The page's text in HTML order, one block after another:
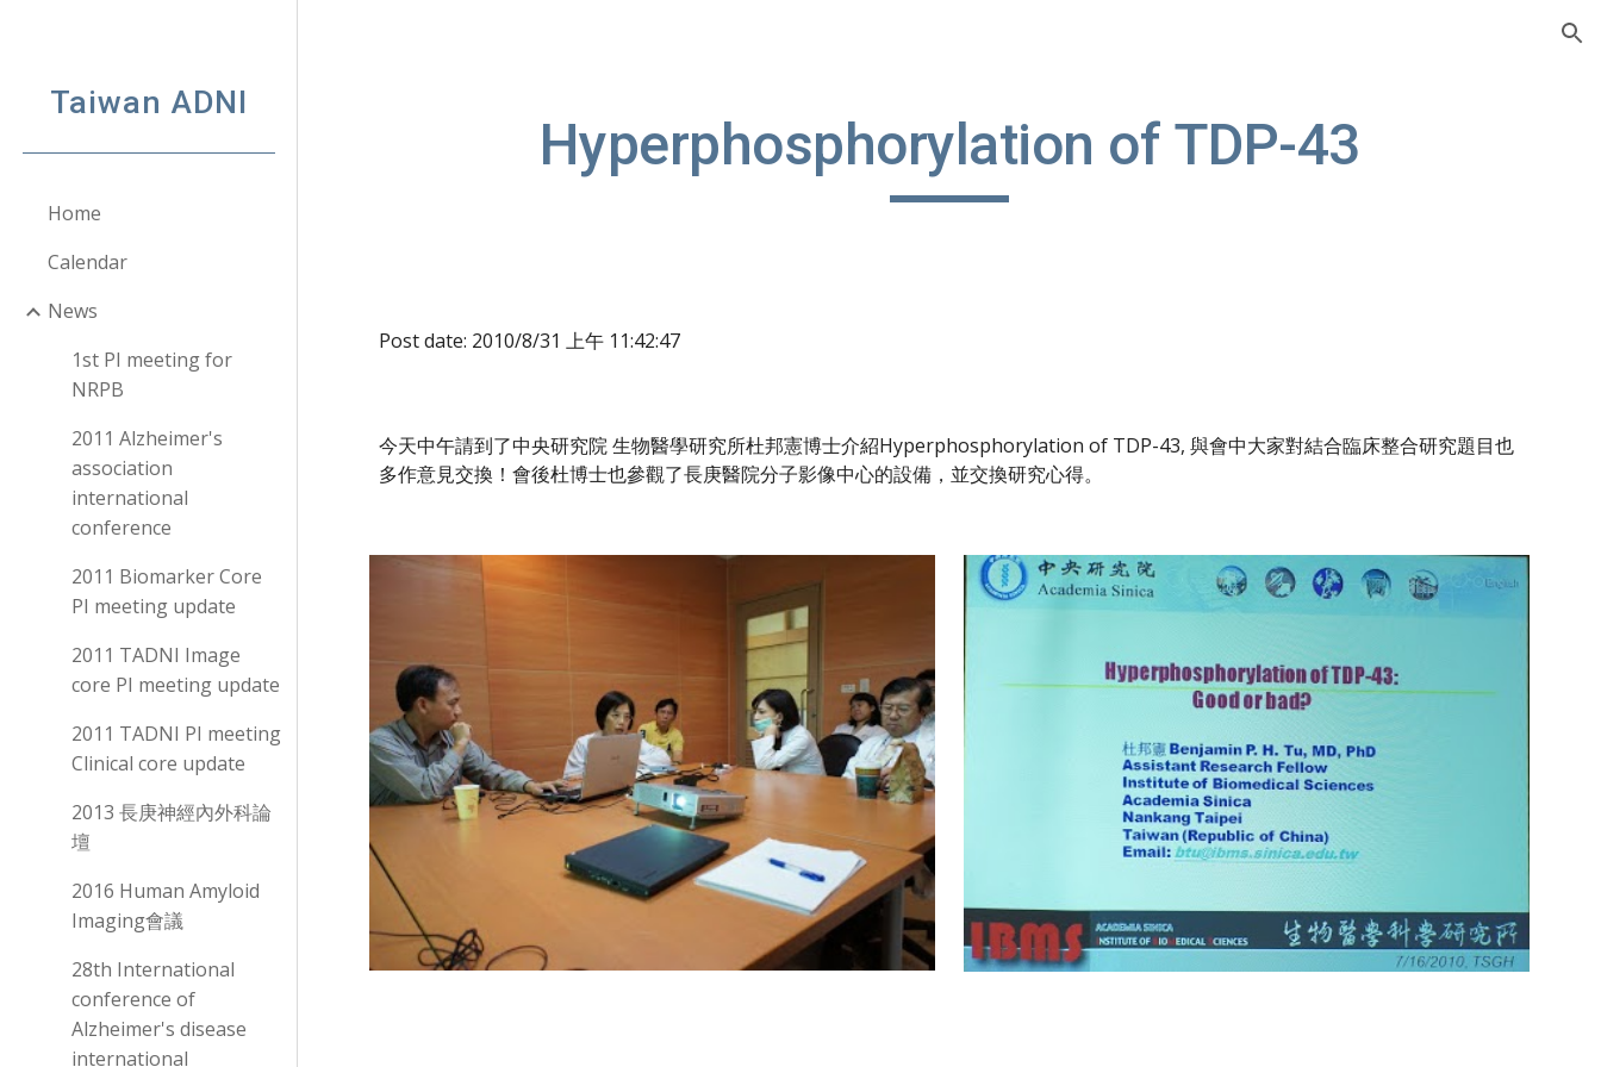
Taiwan ADNI
Home
Calendar
News
1st PI meeting for
NRPB
2011 Alzheimer's
association
international
conference
2011 Biomarker Core
PI meeting update
2011 TADNI Image
core PI meeting update
2011 TADNI PI meeting
Clinical core update
2013 長庚神經內外科論
壇
2016 Human Amyloid
Imaging會議
28th International
conference of
Alzheimer's disease
international
Hyperphosphorylation of TDP-43
Post date: 2010/8/31 上午 11:42:47
今天中午請到了中央研究院 生物醫學研究所杜邦憲博士介紹Hyperphosphorylation of TDP-43, 與會中大家對結合臨床整合研究題目也
多作意見交換！會後杜博士也參觀了長庚醫院分子影像中心的設備，並交換研究心得。